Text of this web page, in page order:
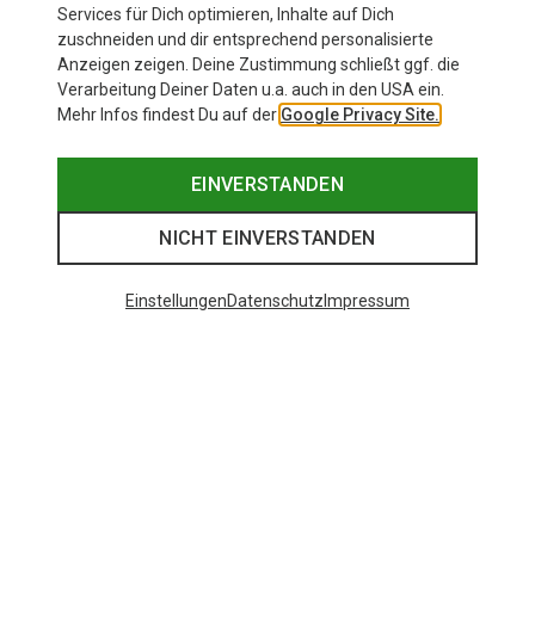
Services für Dich optimieren, Inhalte auf Dich
zuschneiden und dir entsprechend personalisierte
Anzeigen zeigen. Deine Zustimmung schließt ggf. die
Verarbeitung Deiner Daten u.a. auch in den USA ein.
Mehr Infos findest Du auf der Google Privacy Site.
EINVERSTANDEN
NICHT EINVERSTANDEN
EinstellungenDatenschutz Impressum